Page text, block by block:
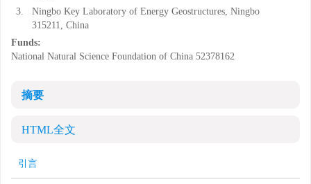
3.
Ningbo Key Laboratory of Energy Geostructures, Ningbo
315211, China
Funds:
National Natural Science Foundation of China 52378162
摘要
HTML全文
引言